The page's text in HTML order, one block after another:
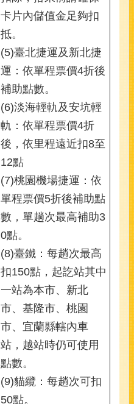
卡片內儲值金足夠扣
抵。
(5)臺北捷運及新北捷
運：依單程票價4折後
補助點數。
(6)淡海輕軌及安坑輕
軌：依單程票價4折
後，依里程遠近扣8至
12點
(7)桃園機場捷運：依
單程票價5折後補助點
數，單趟次最高補助3
0點。
(8)臺鐵：每趟次最高
扣150點，起訖站其中
一站為本市、新北
市、基隆市、桃園
市、宜蘭縣轄內車
站，越站時仍可使用
點數。
(9)貓纜：每趟次可扣
50點。